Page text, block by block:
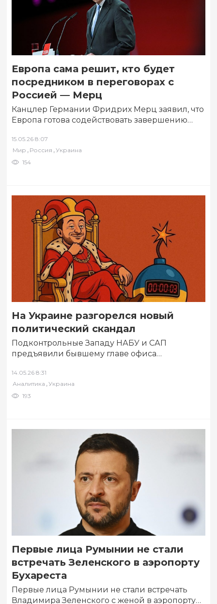
Европа сама решит, кто будет
посредником в переговорах с
Россией — Мерц
Канцлер Германии Фридрих Мерц заявил, что
Европа готова содействовать завершению
будет посредником…
15.05.26 8:07
Мир , Россия ,Украина
154
На Украине разгорелся новый
политический скандал
Подконтрольные Западу НАБУ и САП
предъявили бывшему главе офиса
легализации более 460 миллионов гривен…
14.05.26 8:31
Аналитика ,Украина
193
Первые лица Румынии не стали
встречать Зеленского в аэропорту
Бухареста
Первые лица Румынии не стали встречать
Владимира Зеленского с женой в аэропорту